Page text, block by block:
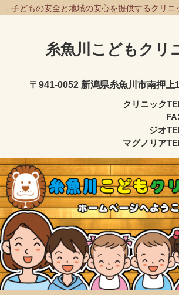
- 子どもの安全と地域の安心を提供するクリニ
糸魚川こどもクリ
〒941-0052 新潟県糸魚川市南押上
クリニック
ジオ
マグノリア